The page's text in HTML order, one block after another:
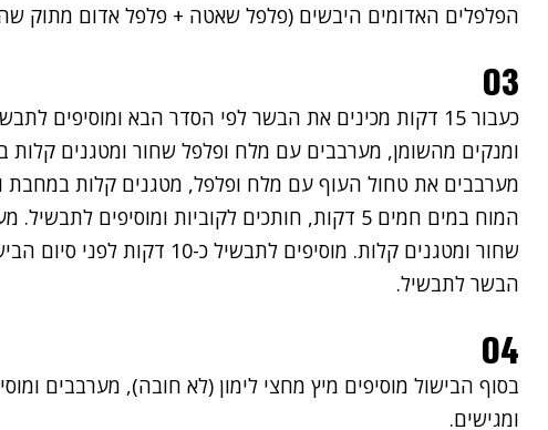
הפלפלים האדומים היבשים (פלפל שאטה + פלפל אדום מתוק
03
ומנקים מהשומן, מערבבים עם מלח ופלפל שחור ומטגנים קלות
מערבבים את טחול העוף עם מלח ופלפל, מטגנים קלות במחבת
המוח במים חמים 5 דקות, חותכים לקוביות ומוסיפים
שחור ומטגנים קלות. מוסיפים
הבשר לתבשיל.
04
בסוף הבישול מוסיפים מיץ מחצי לימון (לא חובה), מערבבים
ומגישים.